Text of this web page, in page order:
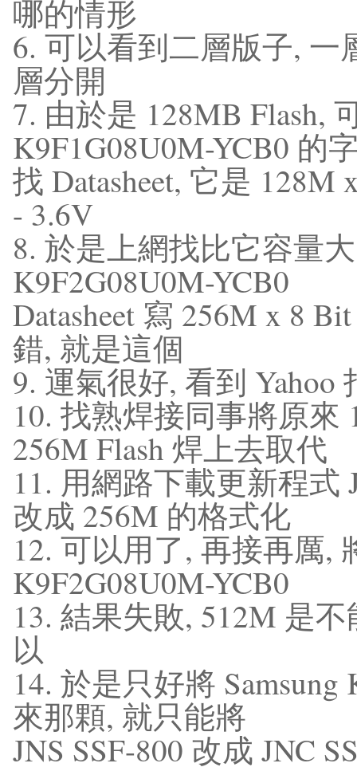
哪的情形
6. 可以看到二層版子, 一
層分開
7. 由於是 128MB Flash,
K9F1G08U0M-YCB0 的
找 Datasheet, 它是 128M
- 3.6V
8. 於是上網找比它容量
K9F2G08U0M-YCB0
Datasheet 寫 256M x 8
錯, 就是這個
9. 運氣很好, 看到
10. 找熟焊接同事將原來
256M Flash 焊上去取代
11. 用網路下載更新程式
改成 256M 的格式化
12. 可以用了, 再接再厲,
K9F2G08U0M-YCB0
13. 結果失敗, 512M 是
以
14. 於是只好將
來那顆, 就只能將
JNS SSF-800 改成 JNC